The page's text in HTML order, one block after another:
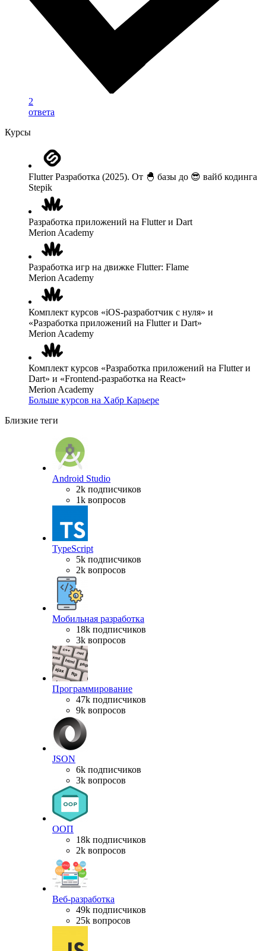
2
ответа
Курсы
Flutter Разработка (2025). От 🐣 базы до 😎 вайб кодинга
Stepik
Разработка приложений на Flutter и Dart
Merion Academy
Разработка игр на движке Flutter: Flame
Merion Academy
Комплект курсов «iOS-разработчик с нуля» и
«Разработка приложений на Flutter и Dart»
Merion Academy
Комплект курсов «Разработка приложений на Flutter и
Dart» и «Frontend-разработка на React»
Merion Academy
Больше курсов на Хабр Карьере
Близкие теги
Android Studio
2k подписчиков
1k вопросов
TypeScript
5k подписчиков
2k вопросов
Мобильная разработка
18k подписчиков
3k вопросов
Программирование
47k подписчиков
9k вопросов
JSON
6k подписчиков
3k вопросов
ООП
18k подписчиков
2k вопросов
Веб-разработка
49k подписчиков
25k вопросов